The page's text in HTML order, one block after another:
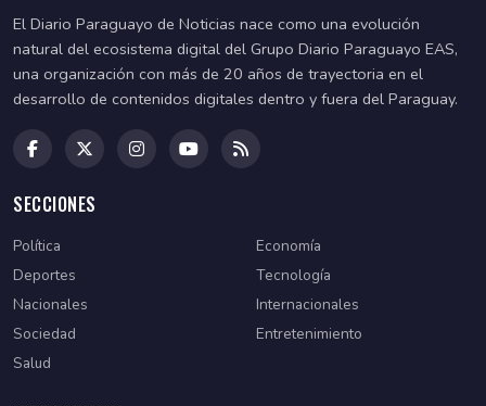
El Diario Paraguayo de Noticias nace como una evolución
natural del ecosistema digital del Grupo Diario Paraguayo EAS,
una organización con más de 20 años de trayectoria en el
desarrollo de contenidos digitales dentro y fuera del Paraguay.
SECCIONES
Política
Economía
Deportes
Tecnología
Nacionales
Internacionales
Sociedad
Entretenimiento
Salud